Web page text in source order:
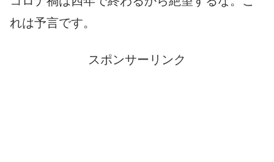
れは予言です。
スポンサーリンク